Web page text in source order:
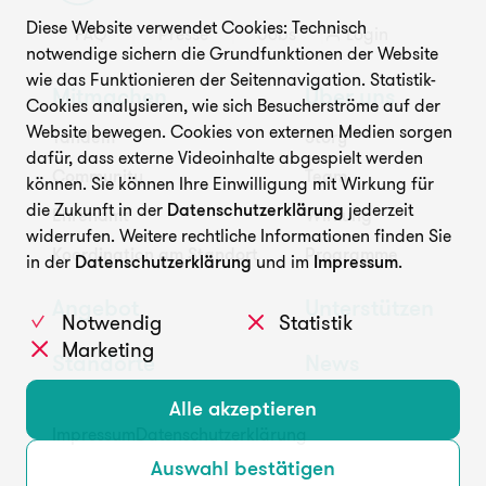
Unterstützen
FAQ Presse Jobs Login
FAQ Presse Jobs Login
Mitmachen
Tandem
Community
Ehrenamt
Koordination am Standort
Standorte
Über uns
Story
Team
Wirkung
Programme
Diese Website verwendet Cookies: Technisch
notwendige sichern die Grundfunktionen der Website
wie das Funktionieren der Seitennavigation. Statistik-
Cookies analysieren, wie sich Besucherströme auf der
Website bewegen. Cookies von externen Medien sorgen
dafür, dass externe Videoinhalte abgespielt werden
können. Sie können Ihre Einwilligung mit Wirkung für
die Zukunft in der Datenschutzerklärung jederzeit
widerrufen. Weitere rechtliche Informationen finden Sie
in der Datenschutzerklärung und im Impressum.
Notwendig
Statistik
Marketing
Alle akzeptieren
Auswahl bestätigen